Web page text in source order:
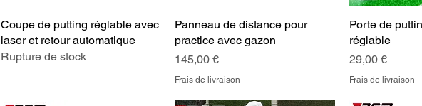
Aperçu rapide
Coupe de putting réglable avec
laser et retour automatique
Rupture de stock
Aperçu rapide
Panneau de distance pour
practice avec gazon
Prix
145,00 €
Frais de livraison
Porte de
réglable
Prix
29,00 €
Frais de livraison